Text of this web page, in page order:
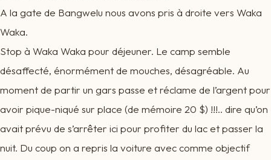
A la gate de Bangwelu nous avons pris à droite vers Waka
Waka.
Stop à Waka Waka pour déjeuner. Le camp semble
désaffecté, énormément de mouches, désagréable. Au
moment de partir un gars passe et réclame de l’argent pour
avoir pique-niqué sur place (de mémoire 20 $) !!!.. dire qu’on
avait prévu de s’arrêter ici pour profiter du lac et passer la
nuit. Du coup on a repris la voiture avec comme objectif